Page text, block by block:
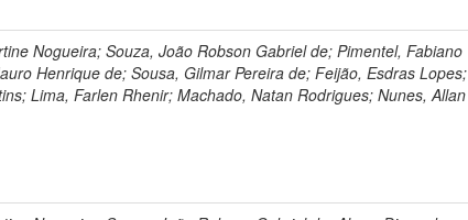
Nogueira; Souza, João Robson Gabriel de; Pimentel, Fabiano
Henrique de; Sousa, Gilmar Pereira de; Feijão, Esdras Lopes;
Lima, Farlen Rhenir; Machado, Natan Rodrigues; Nunes, Allan